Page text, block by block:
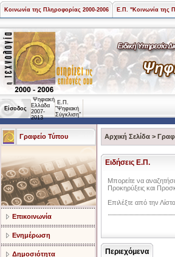
Κοινωνία της Πληροφορίας 2000-2006 Ε.Π. "Κοινωνία της
Είσοδος
Ψηφιακή
Ελλάδα
2007-
2013
Ε.Π.
"Ψηφιακή
Σύγκλιση"
Γραφείο Τύπου
Επικοινωνία
Ενημέρωση
Δημοσιότητα
Αρχική Σελίδα >
Ειδήσεις Ε.Π.
Mπορείτε να
Προκηρύξεις και
Επιλέξτε από την Λίστα
Περιεχόμενα